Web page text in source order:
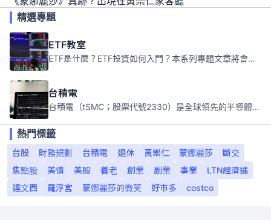
精選專題
ETF教室
ETF是什麼？ETF投資如何入門？本系列專題文章將會告訴你新手必須知道的ETF基礎知識。
台積電
台積電（tSMC；股票代號2330）是全球領先的半導體代工公司，成立於1987年，總部位於台灣新竹。且已於美國、日本、德國及中國設廠，台積電是全球首家專業積體電路製造服務公司，也是全球最先進和最大規模的半導體代工廠。
熱門標籤
台股
財務規劃 台積電 退休 黃崇仁 蒙娜麗莎
斷交
焦點股
美債 美股 養老 創業 副業 事業
LTN經濟通
達文西
羅浮宮 蒙娜麗莎的微笑 好市多 costco